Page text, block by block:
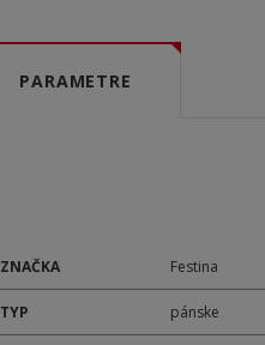
PARAMETRE
ZNAČKA Festina
TYP pánske